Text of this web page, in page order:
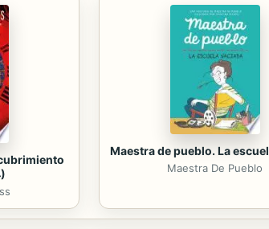
Maestra de pueblo. La
Maestra De Pueblo